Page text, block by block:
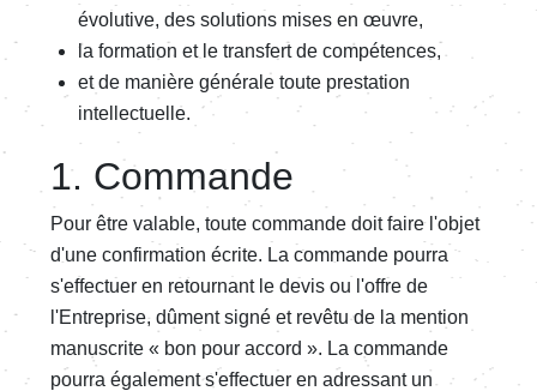
évolutive, des solutions mises en œuvre,
la formation et le transfert de compétences,
et de manière générale toute prestation
intellectuelle.
1. Commande
Pour être valable, toute commande doit faire l'objet
d'une confirmation écrite. La commande pourra
s'effectuer en retournant le devis ou l'offre de
l'Entreprise, dûment signé et revêtu de la mention
manuscrite « bon pour accord ». La commande
pourra également s'effectuer en adressant un